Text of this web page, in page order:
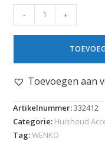
- +
Toevoegen aan
Artikelnummer:332412
Categorie: Huishoud
Tag:WENKO